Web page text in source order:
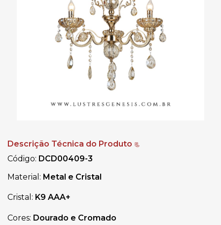
Descrição Técnica do Produto 📃
Código: DCD00409-3
Material: Metal e Cristal
Cristal: K9 AAA+
Cores: Dourado e Cromado